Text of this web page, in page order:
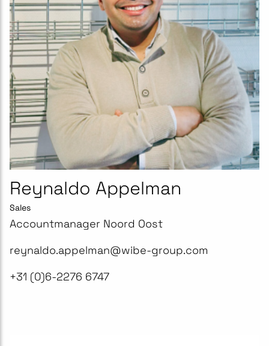
Reynaldo Appelman
Sales
Accountmanager Noord Oost
reynaldo.appelman@wibe-group.com
+31 (0)6-2276 6747​